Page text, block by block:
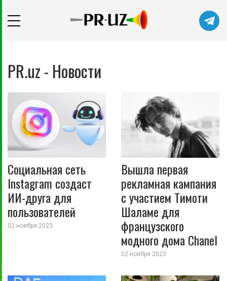
PR.uz - Новости
Социальная сеть
Instagram создаст
ИИ-друга для
пользователей
02 ноября 2023
Вышла первая
рекламная кампания
с участием Тимоти
Шаламе для
французского
модного дома Chanel
02 ноября 2023